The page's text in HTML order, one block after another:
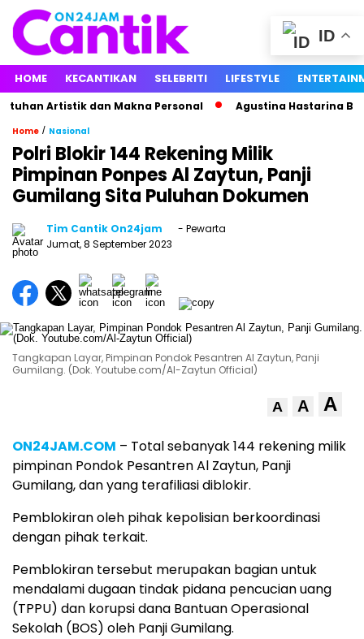
HOME KECANTIKAN SELEBRITI LIFESTYLE
Artistik dan Makna Personal Agustina Hastarina
Home / Nasional
Polri Blokir 144 Rekening Milik
Pimpinan Ponpes Al Zaytun, Panji
Gumilang Sita Puluhan Dokumen
Tim Cantik On24jam
- Pewarta
Jumat, 8 September 2023
Tangkapan Layar, Pimpinan Pondok Pesantren Al Zaytun, Panji
Gumilang. (Dok. Youtube.com/Al-Zaytun Official)
A A A
ON24JAM.COM – Total sebanyak 144 rekening milik
pimpinan Pondok Pesantren Al Zaytun, Panji
Gumilang, dan yang terafiliasi diblokir.
Pemblokiran oleh pihak kepolisian berkoordinasi
dengan pihak terkait.
Pemblokiran tersebut merupakan bagian untuk
mendalami dugaan tindak pidana pencucian uang
(TPPU) dan korupsi dana Bantuan Operasional
Sekolah (BOS) oleh Panji Gumilang.
ID